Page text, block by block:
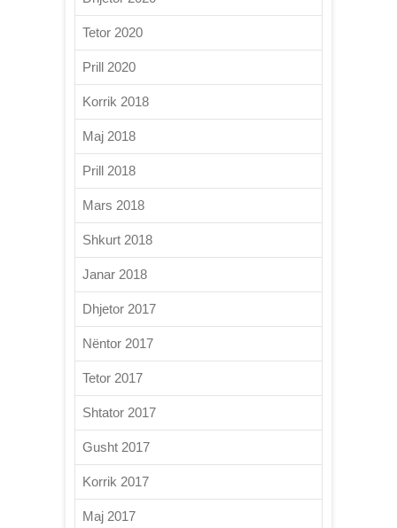
Tetor 2020
Prill 2020
Korrik 2018
Maj 2018
Prill 2018
Mars 2018
Shkurt 2018
Janar 2018
Dhjetor 2017
Nëntor 2017
Tetor 2017
Shtator 2017
Gusht 2017
Korrik 2017
Maj 2017